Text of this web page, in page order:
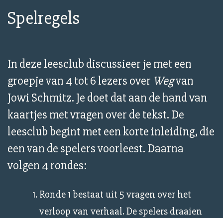
Spelregels
In deze leesclub discussieer je met een
groepje van 4 tot 6 lezers over Wegvan
Jowi Schmitz. Je doet dat aan de hand van
kaartjes met vragen over de tekst. De
leesclub begint met een korte inleiding, die
een van de spelers voorleest. Daarna
volgen 4 rondes:
Ronde 1 bestaat uit 5 vragen over het
verloop van verhaal. De spelers draaien